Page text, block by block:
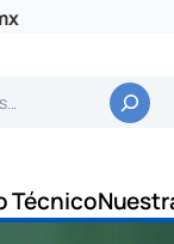
Técnico